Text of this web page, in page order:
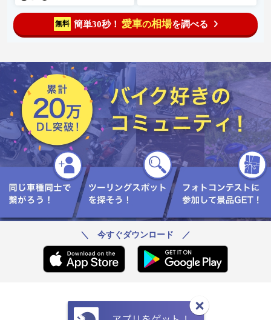
無料 簡単30秒！ 愛車の相場を調べる
＼ 今すぐダウンロード ／